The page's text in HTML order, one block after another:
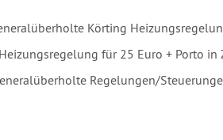
Körting
für 25 Euro + Porto in
Regelungen/